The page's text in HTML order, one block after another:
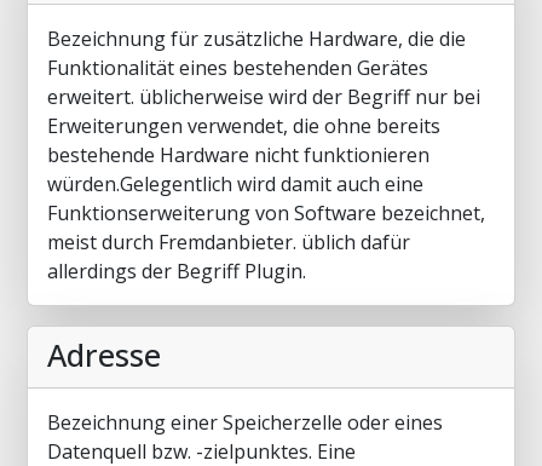
Bezeichnung für zusätzliche Hardware, die die
Funktionalität eines bestehenden Gerätes
erweitert. üblicherweise wird der Begriff nur bei
Erweiterungen verwendet, die ohne bereits
bestehende Hardware nicht funktionieren
würden.Gelegentlich wird damit auch eine
Funktionserweiterung von Software bezeichnet,
meist durch Fremdanbieter. üblich dafür
allerdings der Begriff Plugin.
Adresse
Bezeichnung einer Speicherzelle oder eines
Datenquell bzw. -zielpunktes. Eine